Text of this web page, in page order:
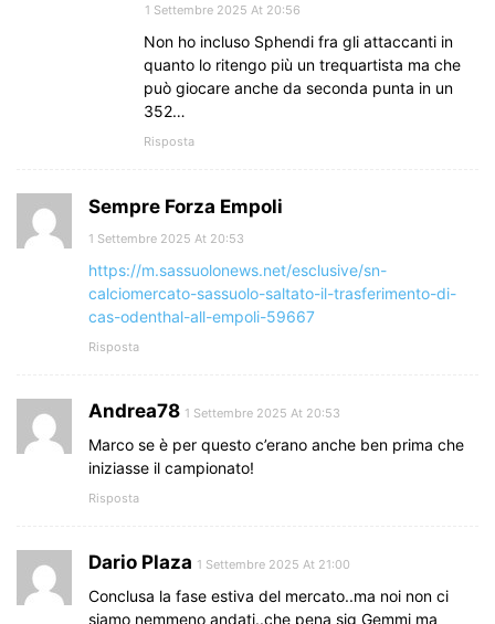
1 Settembre 2025 At 20:56
Non ho incluso Sphendi fra gli attaccanti in
quanto lo ritengo più un trequartista ma che
può giocare anche da seconda punta in un
352…
Risposta
Sempre Forza Empoli
1 Settembre 2025 At 20:53
https://m.sassuolonews.net/esclusive/sn-
calciomercato-sassuolo-saltato-il-trasferimento-di-
cas-odenthal-all-empoli-59667
Risposta
Andrea78 1 Settembre 2025 At 20:53
Marco se è per questo c’erano anche ben prima che
iniziasse il campionato!
Risposta
Dario Plaza 1 Settembre 2025 At 21:00
Conclusa la fase estiva del mercato..ma noi non ci
siamo nemmeno andati..che pena sig Gemmi ma